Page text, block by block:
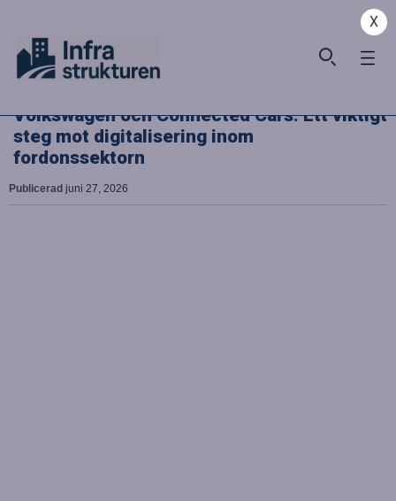
X
Volkswagen och Connected Cars: Ett viktigt
steg mot digitalisering inom
fordonssektorn
Publicerad juni 27, 2026